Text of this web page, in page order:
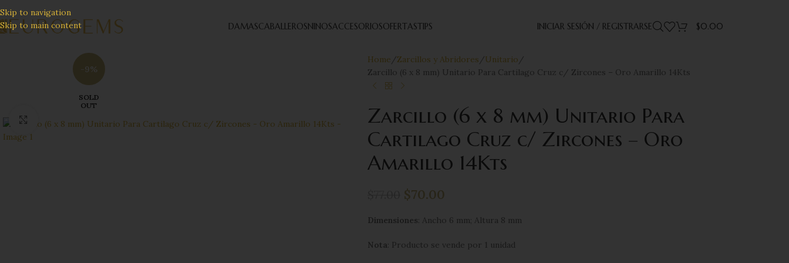
Skip to navigation
Skip to main content
DAMASCABALLEROSNINOSACCESORIOSOFERTASTIPS INICIAR SESIÓN / REGISTRARSE $0.00
-9%
SOLD
OUT
Click to enlarge
Home Zarcillos y Abridores
Unitario
Zarcillo (6 x 8 mm) Unitario Para Cartilago Cruz c/ Zircones – Oro Amarillo 14Kts
Zarcillo (6 x 8 mm) Unitario Para
Cartilago Cruz c/ Zircones – Oro
Amarillo 14Kts
$70.00
Dimensiones: Ancho 6 mm; Altura 8 mm
Nota: Producto se vende por 1 unidad